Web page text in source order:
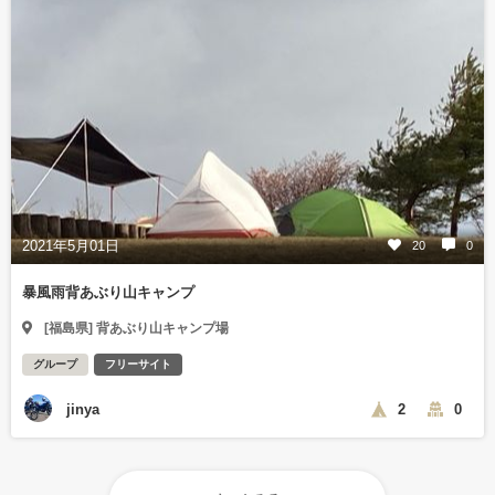
2021年5月01日 20 0
暴風雨背あぶり山キャンプ
[福島県] 背あぶり山キャンプ場
グループ フリーサイト
jinya 2 0